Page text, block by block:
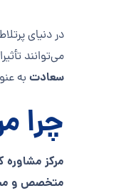
در دنیای
می‌توانند
سعادت به
چرا
مرکز
متخصص و